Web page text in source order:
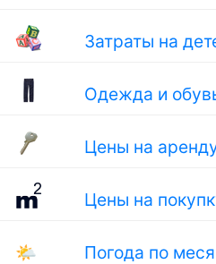
Затраты на
Одежда и
Цены на
Цены на
🌤 Погода по